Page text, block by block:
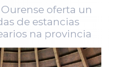
oferta un
de estancias
na provincia